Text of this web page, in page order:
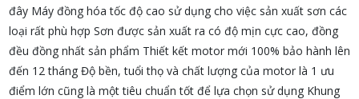
đây Máy đồng hóa tốc độ cao sử dụng cho việc sản xuất sơn các
loại rất phù hợp Sơn được sản xuất ra có độ mịn cực cao, đồng
đều đồng nhất sản phẩm Thiết kết motor mới 100% bảo hành lên
đến 12 tháng Độ bền, tuổi thọ và chất lượng của motor là 1 ưu
điểm lớn cũng là một tiêu chuẩn tốt để lựa chọn sử dụng Khung